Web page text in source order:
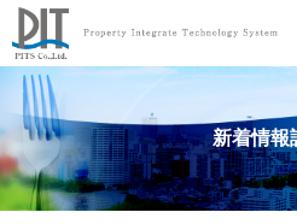
新着情報